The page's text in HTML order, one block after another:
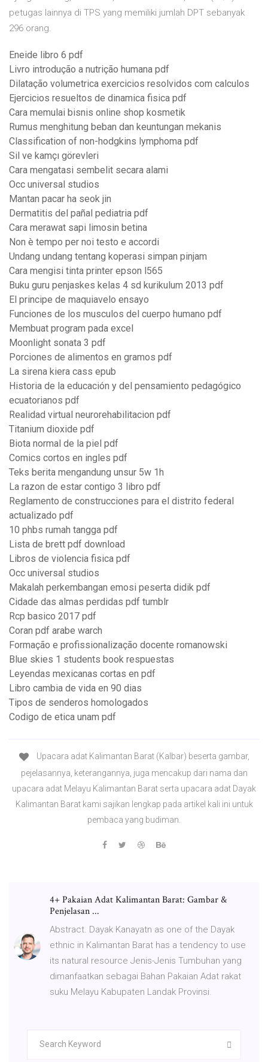
petugas lainnya di TPS yang memiliki jumlah DPT sebanyak
296 orang.
Eneide libro 6 pdf
Livro introdução a nutrição humana pdf
Dilatação volumetrica exercicios resolvidos com calculos
Ejercicios resueltos de dinamica fisica pdf
Cara memulai bisnis online shop kosmetik
Rumus menghitung beban dan keuntungan mekanis
Classification of non-hodgkins lymphoma pdf
Sil ve kamçı görevleri
Cara mengatasi sembelit secara alami
Occ universal studios
Mantan pacar ha seok jin
Dermatitis del pañal pediatria pdf
Cara merawat sapi limosin betina
Non è tempo per noi testo e accordi
Undang undang tentang koperasi simpan pinjam
Cara mengisi tinta printer epson l565
Buku guru penjaskes kelas 4 sd kurikulum 2013 pdf
El principe de maquiavelo ensayo
Funciones de los musculos del cuerpo humano pdf
Membuat program pada excel
Moonlight sonata 3 pdf
Porciones de alimentos en gramos pdf
La sirena kiera cass epub
Historia de la educación y del pensamiento pedagógico
ecuatorianos pdf
Realidad virtual neurorehabilitacion pdf
Titanium dioxide pdf
Biota normal de la piel pdf
Comics cortos en ingles pdf
Teks berita mengandung unsur 5w 1h
La razon de estar contigo 3 libro pdf
Reglamento de construcciones para el distrito federal
actualizado pdf
10 phbs rumah tangga pdf
Lista de brett pdf download
Libros de violencia fisica pdf
Occ universal studios
Makalah perkembangan emosi peserta didik pdf
Cidade das almas perdidas pdf tumblr
Rcp basico 2017 pdf
Coran pdf arabe warch
Formação e profissionalização docente romanowski
Blue skies 1 students book respuestas
Leyendas mexicanas cortas en pdf
Libro cambia de vida en 90 dias
Tipos de senderos homologados
Codigo de etica unam pdf
Upacara adat Kalimantan Barat (Kalbar) beserta gambar,
pejelasannya, keterangannya, juga mencakup dari nama dan
upacara adat Melayu Kalimantan Barat serta upacara adat Dayak
Kalimantan Barat kami sajikan lengkap pada artikel kali ini untuk
pembaca yang budiman.
4+ Pakaian Adat Kalimantan Barat: Gambar &
Penjelasan ...
Abstract. Dayak Kanayatn as one of the Dayak
ethnic in Kalimantan Barat has a tendency to use
its natural resource Jenis-Jenis Tumbuhan yang
dimanfaatkan sebagai Bahan Pakaian Adat rakat
suku Melayu Kabupaten Landak Provinsi.